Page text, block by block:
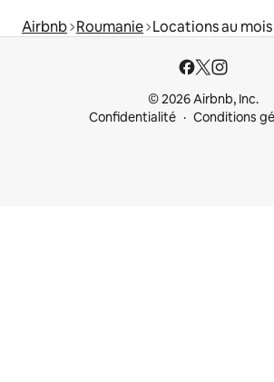
Airbnb Roumanie Locations au mois
© 2026 Airbnb, Inc.
Confidentialité
Conditions